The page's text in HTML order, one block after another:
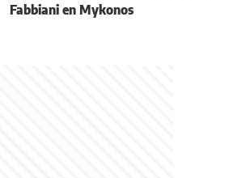
Fabbiani en Mykonos